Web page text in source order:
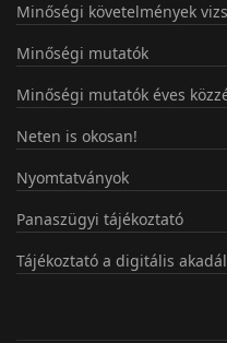
Minőségi követelmények
Minőségi mutatók
Minőségi mutatók éves
Neten is okosan!
Nyomtatványok
Panaszügyi tájékoztató
Tájékoztató a digitális